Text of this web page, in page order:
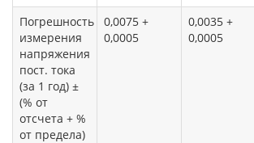
Погрешность
измерения
напряжения
пост. тока
(за 1 год) ±
(% от
отсчета + %
от предела)
0,0075 +
0,0005
0,0035 +
0,0005